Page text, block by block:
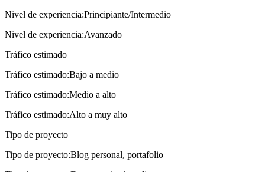
Nivel de experiencia:Principiante/Intermedio
Nivel de experiencia:Avanzado
Tráfico estimado
Tráfico estimado:Bajo a medio
Tráfico estimado:Medio a alto
Tráfico estimado:Alto a muy alto
Tipo de proyecto
Tipo de proyecto:Blog personal, portafolio